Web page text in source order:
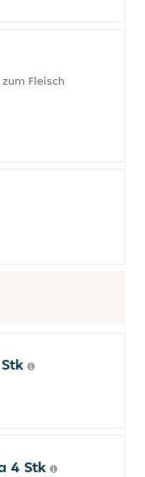
Fleisch
4 Stk